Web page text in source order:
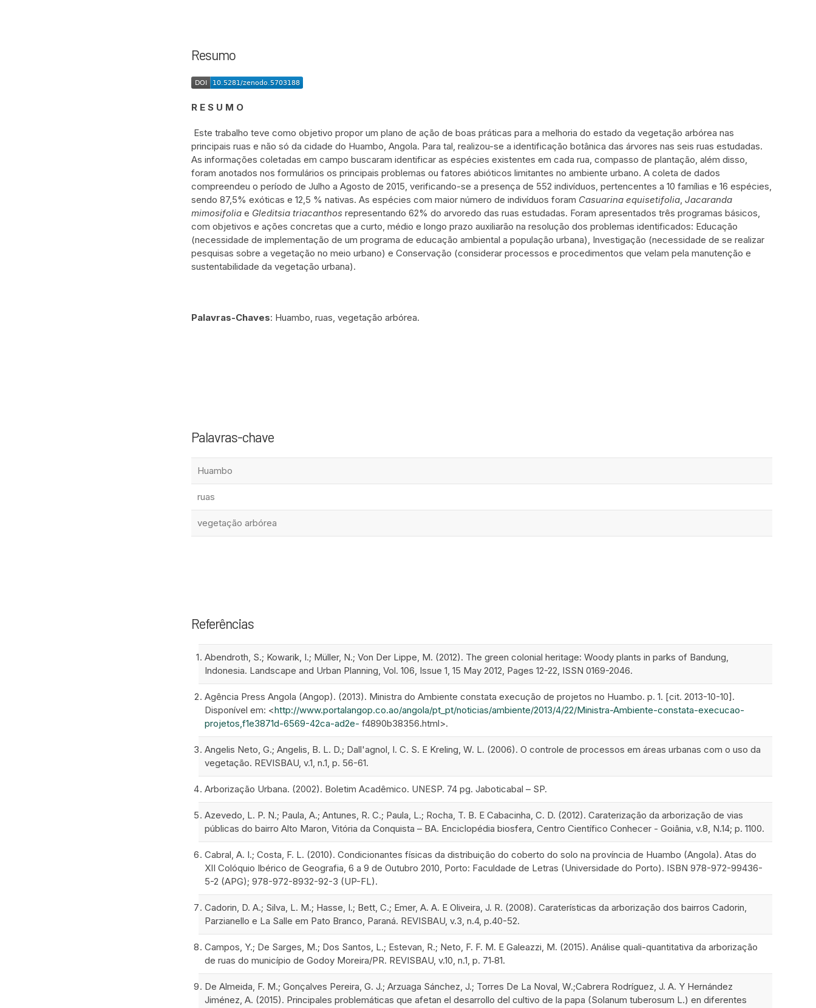
Resumo
R E S U M O
Este trabalho teve como objetivo propor um plano de ação de boas práticas para a melhoria do estado da vegetação arbórea nas
principais ruas e não só da cidade do Huambo, Angola. Para tal, realizou-se a identificação botânica das árvores nas seis ruas estudadas.
As informações coletadas em campo buscaram identificar as espécies existentes em cada rua, compasso de plantação, além disso,
foram anotados nos formulários os principais problemas ou fatores abióticos limitantes no ambiente urbano. A coleta de dados
compreendeu o período de Julho a Agosto de 2015, verificando-se a presença de 552 indivíduos, pertencentes a 10 famílias e 16 espécies,
sendo 87,5% exóticas e 12,5 % nativas. As espécies com maior número de indivíduos foram Casuarina equisetifolia, Jacaranda
mimosifolia e Gleditsia triacanthos representando 62% do arvoredo das ruas estudadas. Foram apresentados três programas básicos,
com objetivos e ações concretas que a curto, médio e longo prazo auxiliarão na resolução dos problemas identificados: Educação
(necessidade de implementação de um programa de educação ambiental a população urbana), Investigação (necessidade de se realizar
pesquisas sobre a vegetação no meio urbano) e Conservação (considerar processos e procedimentos que velam pela manutenção e
sustentabilidade da vegetação urbana).
Palavras-Chaves: Huambo, ruas, vegetação arbórea.
Palavras-chave
Huambo
ruas
vegetação arbórea
Referências
Abendroth, S.; Kowarik, I.; Müller, N.; Von Der Lippe, M. (2012). The green colonial heritage: Woody plants in parks of Bandung,
Indonesia. Landscape and Urban Planning, Vol. 106, Issue 1, 15 May 2012, Pages 12-22, ISSN 0169-2046.
Agência Press Angola (Angop). (2013). Ministra do Ambiente constata execução de projetos no Huambo. p. 1. [cit. 2013-10-10].
Disponível em: <http://www.portalangop.co.ao/angola/pt_pt/noticias/ambiente/2013/4/22/Ministra-Ambiente-constata-execucao-
projetos,f1e3871d-6569-42ca-ad2e- f4890b38356.html>.
Angelis Neto, G.; Angelis, B. L. D.; Dall'agnol, I. C. S. E Kreling, W. L. (2006). O controle de processos em áreas urbanas com o uso da
vegetação. REVISBAU, v.1, n.1, p. 56-61.
Arborização Urbana. (2002). Boletim Acadêmico. UNESP. 74 pg. Jaboticabal – SP.
Azevedo, L. P. N.; Paula, A.; Antunes, R. C.; Paula, L.; Rocha, T. B. E Cabacinha, C. D. (2012). Caraterização da arborização de vias
públicas do bairro Alto Maron, Vitória da Conquista – BA. Enciclopédia biosfera, Centro Científico Conhecer - Goiânia, v.8, N.14; p. 1100.
Cabral, A. I.; Costa, F. L. (2010). Condicionantes físicas da distribuição do coberto do solo na província de Huambo (Angola). Atas do
XII Colóquio Ibérico de Geografia, 6 a 9 de Outubro 2010, Porto: Faculdade de Letras (Universidade do Porto). ISBN 978-972-99436-
5-2 (APG); 978-972-8932-92-3 (UP-FL).
Cadorin, D. A.; Silva, L. M.; Hasse, I.; Bett, C.; Emer, A. A. E Oliveira, J. R. (2008). Caraterísticas da arborização dos bairros Cadorin,
Parzianello e La Salle em Pato Branco, Paraná. REVISBAU, v.3, n.4, p.40-52.
Campos, Y.; De Sarges, M.; Dos Santos, L.; Estevan, R.; Neto, F. F. M. E Galeazzi, M. (2015). Análise quali-quantitativa da arborização
de ruas do município de Godoy Moreira/PR. REVISBAU, v.10, n.1, p. 71‐81.
De Almeida, F. M.; Gonçalves Pereira, G. J.; Arzuaga Sánchez, J.; Torres De La Noval, W.;Cabrera Rodríguez, J. A. Y Hernández
Jiménez, A. (2015). Principales problemáticas que afetan el desarrollo del cultivo de la papa (Solanum tuberosum L.) en diferentes